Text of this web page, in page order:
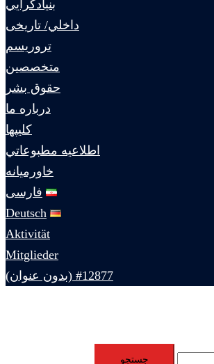
بنيادگرايي
داخلي/ تاریخی
تروريسم
متخصصين
حقوق بشر
درباره ما
كليپها
اطلاعيه مطبوعاتي
خاورميانه
فارسی
Deutsch
Aktivität
Mitglieder
#12877 (بدون عنوان)